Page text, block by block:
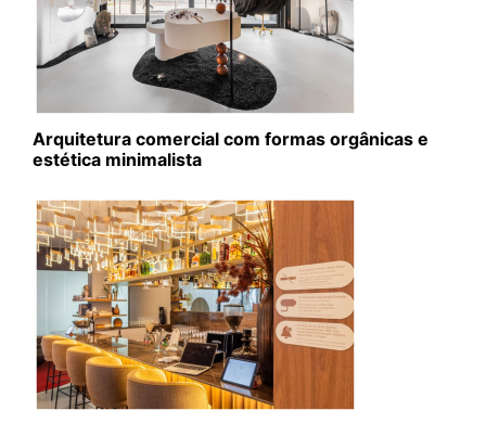
Arquitetura comercial com formas orgânicas e
estética minimalista